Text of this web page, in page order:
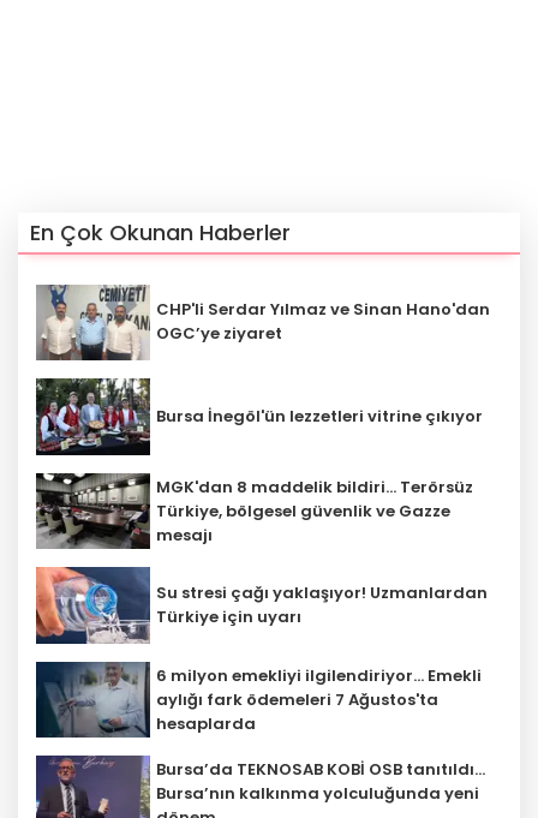
En Çok Okunan Haberler
CHP'li Serdar Yılmaz ve Sinan Hano'dan
OGC’ye ziyaret
Bursa İnegöl'ün lezzetleri vitrine çıkıyor
MGK'dan 8 maddelik bildiri... Terörsüz
Türkiye, bölgesel güvenlik ve Gazze
mesajı
Su stresi çağı yaklaşıyor! Uzmanlardan
Türkiye için uyarı
6 milyon emekliyi ilgilendiriyor... Emekli
aylığı fark ödemeleri 7 Ağustos'ta
hesaplarda
Bursa’da TEKNOSAB KOBİ OSB tanıtıldı...
Bursa’nın kalkınma yolculuğunda yeni